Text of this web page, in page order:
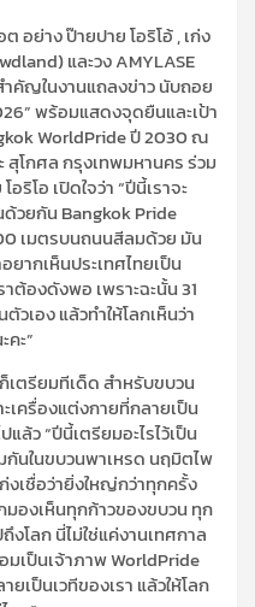
อย่าง ป๊ายปาย โอริโอ้ , เก่ง
และวง AMYLASE
คัญในงานแถลงข่าว นับถอย
พร้อมแสดงจุดยืนและเป้า
WorldPride ปี 2030 ณ
โกศล กรุงเทพมหานคร ร่วม
ริโอ เปิดใจว่า “ปีนี้เราจะ
วยกัน Bangkok Pride
เมตรบนถนนสีลมด้วย มัน
ากเห็นประเทศไทยเป็น
ต้องดังพอ เพราะฉะนั้น 31
เอง แล้วทำให้โลกเห็นว่า
ะ”
เตรียมทีเด็ด สำหรับขบวน
เครื่องแต่งกายที่กลายเป็น
ล้ว “ปีนี้เตรียมอะไรไว้เป็น
กันในขบวนพาเหรด นฤมิตไพ
เชื่อว่ายิ่งใหญ่กว่าทุกครั้ง
มองเห็นทุกก้าวของขบวน ทุก
งโลก นี่ไม่ใช่แค่งานเทศกาล
เป็นเจ้าภาพ WorldPride
เป็นเวทีของเรา แล้วให้โลก